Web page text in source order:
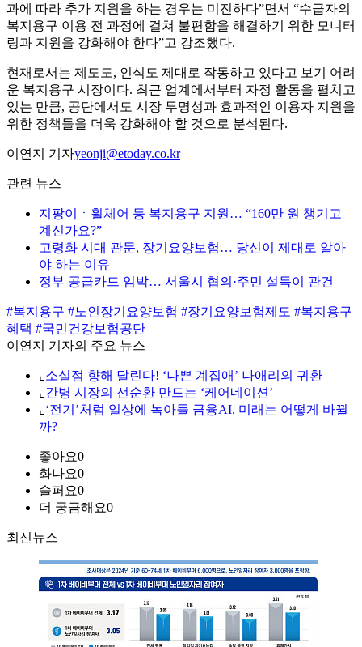
과에 따라 추가 지원을 하는 경우는 미진하다”면서 “수급자의
복지용구 이용 전 과정에 걸쳐 불편함을 해결하기 위한 모니터
링과 지원을 강화해야 한다”고 강조했다.
현재로서는 제도도, 인식도 제대로 작동하고 있다고 보기 어려
운 복지용구 시장이다. 최근 업계에서부터 자정 활동을 펼치고
있는 만큼, 공단에서도 시장 투명성과 효과적인 이용자 지원을
위한 정책들을 더욱 강화해야 할 것으로 분석된다.
이연지 기자yeonji@etoday.co.kr
관련 뉴스
지팡이ㆍ휠체어 등 복지용구 지원… “160만 원 챙기고
계신가요?”
고령화 시대 관문, 장기요양보험… 당신이 제대로 알아
야 하는 이유
정부 공급카드 임박… 서울시 협의·주민 설득이 관건
#복지용구 #노인장기요양보험 #장기요양보험제도 #복지용구
혜택 #국민건강보험공단
이연지 기자의 주요 뉴스
⌞ 소실점 향해 달린다! ‘나쁜 계집애’ 나애리의 귀환
⌞ 간병 시장의 선순환 만드는 ‘케어네이션’
⌞ ‘전기’처럼 일상에 녹아들 금융AI, 미래는 어떻게 바뀔
까?
좋아요0
화나요0
슬퍼요0
더 궁금해요0
최신뉴스